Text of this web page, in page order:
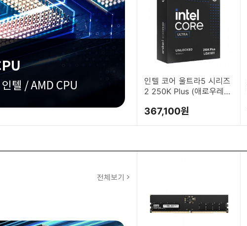
인텔 코어 울트라5 시리즈
2 250K Plus (애로우레이
367,100원
전체보기